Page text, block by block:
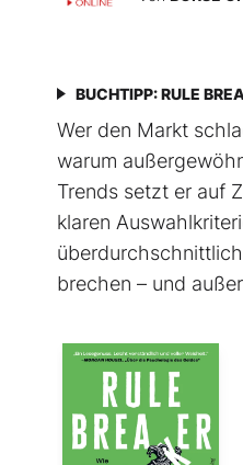
BUCHTIPP: RULE
Wer den Markt
warum
Trends setzt er auf
klaren
brechen – und